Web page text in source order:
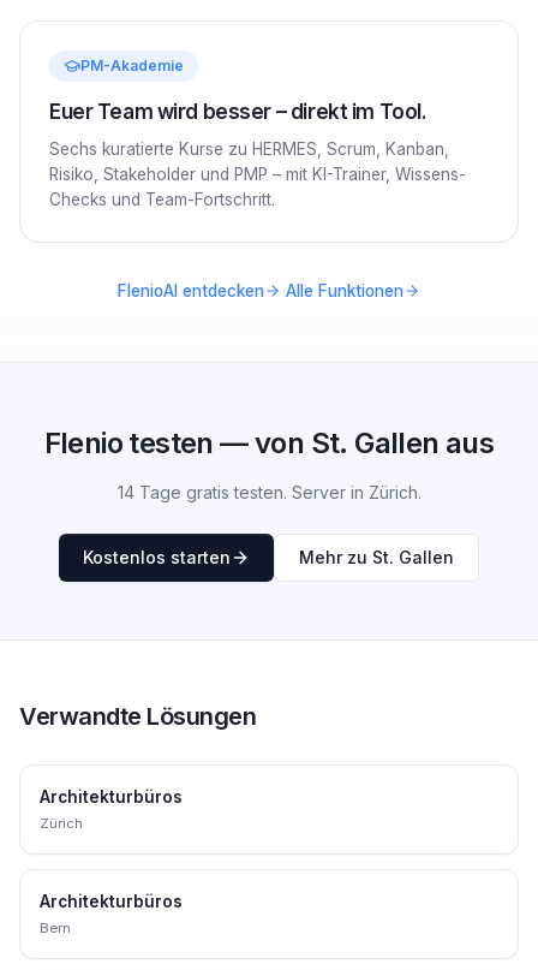
PM-Akademie
Euer Team wird besser – direkt im Tool.
Sechs kuratierte Kurse zu HERMES, Scrum, Kanban,
Risiko, Stakeholder und PMP – mit KI-Trainer, Wissens-
Checks und Team-Fortschritt.
FlenioAI entdecken Alle Funktionen
Flenio testen — von St. Gallen aus
14 Tage gratis testen. Server in Zürich.
Kostenlos starten Mehr zu St. Gallen
Verwandte Lösungen
Architekturbüros
Zürich
Architekturbüros
Bern